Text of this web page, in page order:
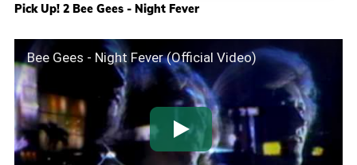
Pick Up! 2 Bee Gees - Night Fever
Bee Gees - Night Fever (Official Video)